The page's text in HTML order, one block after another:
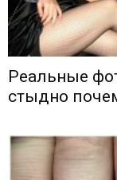
Реальные
стыдно